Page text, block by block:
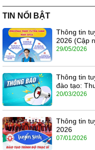
TIN NỔI BẬT
Thông tin
2026 (Cập
29/05/2026
Thông tin
đào tạo:
20/03/2026
Thông tin
2026
07/01/2026